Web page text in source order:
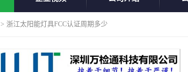
> 浙江太阳能灯具FCC认证周期多少